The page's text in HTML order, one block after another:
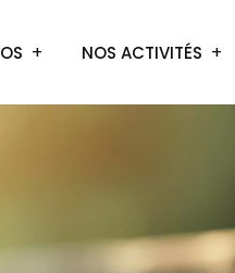
NOS ACTIVITÉS